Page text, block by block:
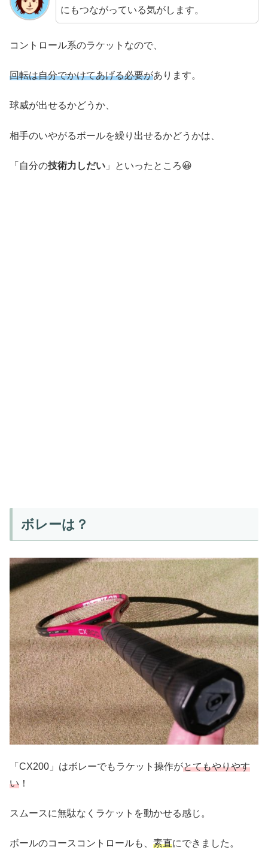
にもつながっている気がします。
コントロール系のラケットなので、
回転は自分でかけてあげる必要があります。
球威が出せるかどうか、
相手のいやがるボールを繰り出せるかどうかは、
「自分の技術力しだい 」といったところ😀
ボレーは？
「CX200」はボレーでもラケット操作がとてもやりやす
い ！
スムースに無駄なくラケットを動かせる感じ。
ボールのコースコントロールも、 素直にできました。